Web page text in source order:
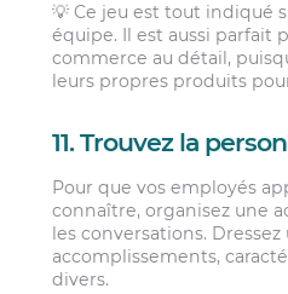
💡 Ce jeu est tout indiqué
équipe. Il est aussi parfait
commerce au détail,
leurs propres produits
11. Trouvez la
Pour que vos employés
connaître, organisez une
les conversations.
accomplissements,
divers.